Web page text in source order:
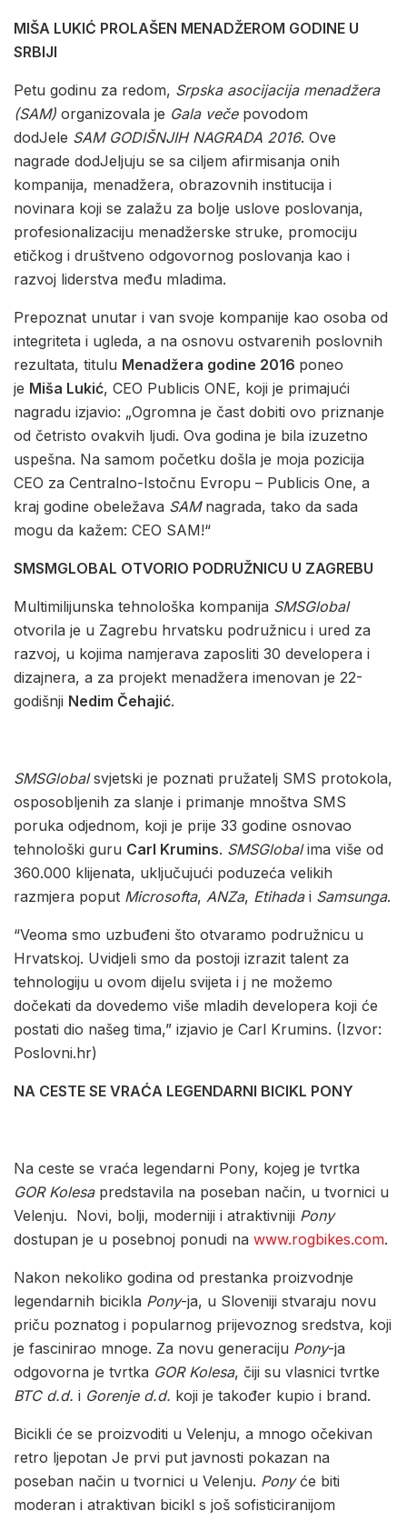
MIŠA LUKIĆ PROLAŠEN MENADŽEROM GODINE U
SRBIJI
Petu godinu za redom, Srpska asocijacija menadžera
(SAM) organizovala je Gala večepovodom
dodJele SAM GODIŠNJIH NAGRADA 2016. Ove
nagrade dodJeljuju se sa ciljem afirmisanja onih
kompanija, menadžera, obrazovnih institucija i
novinara koji se zalažu za bolje uslove poslovanja,
profesionalizaciju menadžerske struke, promociju
etičkog i društveno odgovornog poslovanja kao i
razvoj liderstva među mladima.
Prepoznat unutar i van svoje kompanije kao osoba od
integriteta i ugleda, a na osnovu ostvarenih poslovnih
rezultata, titulu Menadžera godine 2016 poneo
je Miša Lukić, CEO Publicis ONE, koji je primajući
nagradu izjavio: „Ogromna je čast dobiti ovo priznanje
od četristo ovakvih ljudi. Ova godina je bila izuzetno
uspešna. Na samom početku došla je moja pozicija
CEO za Centralno-Istočnu Evropu – Publicis One, a
kraj godine obeležava SAMnagrada, tako da sada
mogu da kažem: CEO SAM!“
SMSMGLOBAL OTVORIO PODRUŽNICU U ZAGREBU
Multimilijunska tehnološka kompanija SMSGlobal
otvorila je u Zagrebu hrvatsku podružnicu i ured za
razvoj, u kojima namjerava zaposliti 30 developera i
dizajnera, a za projekt menadžera imenovan je 22-
godišnji Nedim Čehajić.
SMSGlobalsvjetski je poznati pružatelj SMS protokola,
osposobljenih za slanje i primanje mnoštva SMS
poruka odjednom, koji je prije 33 godine osnovao
tehnološki guru Carl Krumins. SMSGlobalima više od
360.000 klijenata, uključujući poduzeća velikih
razmjera poput Microsofta, ANZa, Etihadai Samsunga.
“Veoma smo uzbuđeni što otvaramo podružnicu u
Hrvatskoj. Uvidjeli smo da postoji izrazit talent za
tehnologiju u ovom dijelu svijeta i j ne možemo
dočekati da dovedemo više mladih developera koji će
postati dio našeg tima,” izjavio je Carl Krumins. (Izvor:
Poslovni.hr)
NA CESTE SE VRAĆA LEGENDARNI BICIKL PONY
Na ceste se vraća legendarni Pony, kojeg je tvrtka
GOR Kolesapredstavila na poseban način, u tvornici u
Velenju. Novi, bolji, moderniji i atraktivniji Pony
dostupan je u posebnoj ponudi na www.rogbikes.com.
Nakon nekoliko godina od prestanka proizvodnje
legendarnih bicikla Pony-ja, u Sloveniji stvaraju novu
priču poznatog i popularnog prijevoznog sredstva, koji
je fascinirao mnoge. Za novu generaciju Pony-ja
odgovorna je tvrtka GOR Kolesa, čiji su vlasnici tvrtke
BTC d.d. i Gorenje d.d. koji je također kupio i brand.
Bicikli će se proizvoditi u Velenju, a mnogo očekivan
retro ljepotan Je prvi put javnosti pokazan na
poseban način u tvornici u Velenju. Ponyće biti
moderan i atraktivan bicikl s još sofisticiranijom